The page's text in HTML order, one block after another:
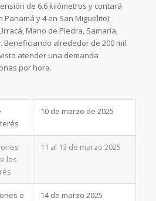
de 6.6 kilómetros y contará
Panamá y 4 en San Miguelito):
Mano de Piedra, Samaria,
Beneficiando alrededor de 200 mil
atender una demanda
por hora.
10 de marzo de 2025
los
11 al 13 de marzo 2025
e
14 de marzo 2025